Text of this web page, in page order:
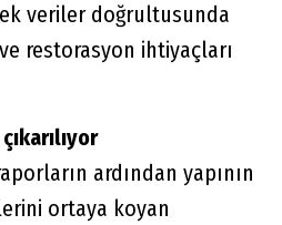
veriler doğrultusunda
restorasyon ihtiyaçları
ardından yapının
ortaya koyan